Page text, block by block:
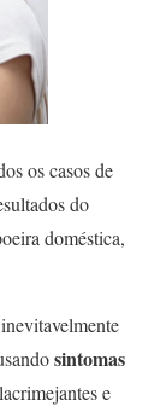
os casos de
do
doméstica,
sintomas
e